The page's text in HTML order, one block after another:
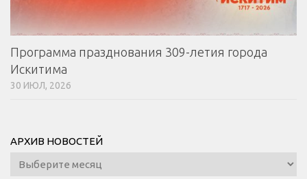
Программа празднования 309-летия города
Искитима
30 ИЮЛ, 2026
АРХИВ НОВОСТЕЙ
Архив
новостей